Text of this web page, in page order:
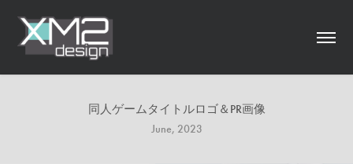
同人ゲームタイトルロゴ＆PR画像
June, 2023